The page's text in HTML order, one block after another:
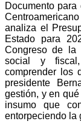
Documento
analiza el
Estado para
Congreso de la
social y fiscal,
comprender los
presidente
gestión, y en
insumo que
entorpeciendo la